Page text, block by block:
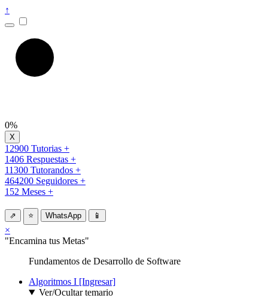
↑
0%
12900 Tutorias +
1406 Respuestas +
11300 Tutorandos +
464200 Seguidores +
152 Meses +
⇗ ⭐ WhatsApp 📱
×
"Encamina tus Metas"
Fundamentos de Desarrollo de Software
Algoritmos I [Ingresar]
Ver/Ocultar temario